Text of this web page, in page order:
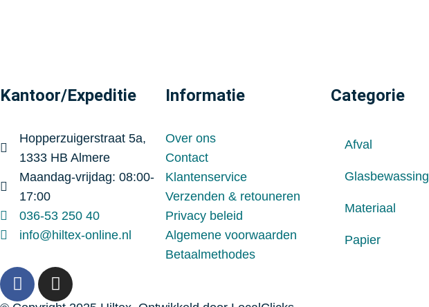
Kantoor/Expeditie
Hopperzuigerstraat 5a,
1333 HB Almere
Maandag-vrijdag: 08:00-
17:00
036-53 250 40
info@hiltex-online.nl
Informatie
Over ons
Contact
Klantenservice
Verzenden & retouneren
Privacy beleid
Algemene voorwaarden
Betaalmethodes
Categorie
Afval
Glasbewassing
Materiaal
Papier